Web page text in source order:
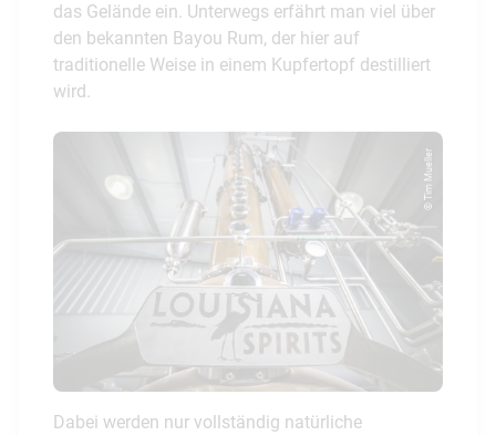
das Gelände ein. Unterwegs erfährt man viel über
den bekannten Bayou Rum, der hier auf
traditionelle Weise in einem Kupfertopf destilliert
wird.
© Tim Mueller
Dabei werden nur vollständig natürliche